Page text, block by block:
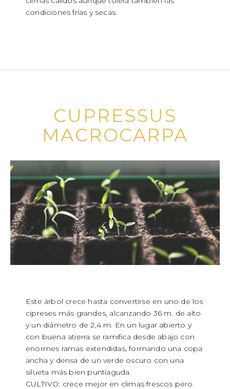
condiciones frías y secas.
CUPRESSUS
MACROCARPA
Este árbol crece hasta convertirse en uno de los
cipreses más grandes, alcanzando 36 m. de alto
y un diámetro de 2,4 m. En un lugar abierto y
con buena atierra se ramifica desde abajo con
enormes ramas extendidas, formando una copa
ancha y densa de un verde oscuro con una
silueta más bien puntiaguda.
CULTIVO: crece mejor en climas frescos pero